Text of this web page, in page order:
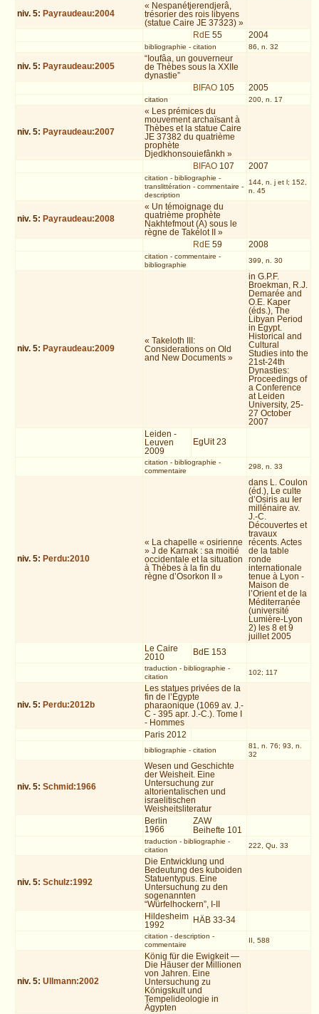
niv. 5: Payraudeau:2004
« Nespanétjerendjerâ,
trésorier des rois libyens
(statue Caire JE 37323) »
RdE 55 2004
bibliographie - citation 86, n. 32
niv. 5: Payraudeau:2005
“Ioufâa, un gouverneur
de Thèbes sous la XXIIe
dynastie”
BIFAO 105 2005
citation 200, n. 17
niv. 5: Payraudeau:2007
« Les prémices du
mouvement archaïsant à
Thèbes et la statue Caire
JE 37382 du quatrième
prophète
Djedkhonsouiefânkh »
BIFAO 107 2007
citation - bibliographie -
translittération - commentaire -
description
144, n. j et l; 152,
n. 45
niv. 5: Payraudeau:2008
« Un témoignage du
quatrième prophète
Nakhtefmout (A) sous le
règne de Takélot II »
RdE 59 2008
citation - commentaire -
bibliographie
399, n. 30
niv. 5: Payraudeau:2009
« Takeloth III:
Considerations on Old
and New Documents »
in G.P.F.
Broekman, R.J.
Demarée and
O.E. Kaper
(éds.), The
Libyan Period
in Egypt.
Historical and
Cultural
Studies into the
21st-24th
Dynasties:
Proceedings of
a Conference
at Leiden
University, 25-
27 October
2007
Leiden -
Leuven
2009
EgUit 23
citation - bibliographie -
commentaire
298, n. 33
niv. 5: Perdu:2010
« La chapelle « osirienne
» J de Karnak : sa moitié
occidentale et la situation
à Thèbes à la fin du
règne d’Osorkon II »
dans L. Coulon
(éd.), Le culte
d’Osiris au Ier
millénaire av.
J.-C.
Découvertes et
travaux
récents. Actes
de la table
ronde
internationale
tenue à Lyon -
Maison de
l’Orient et de la
Méditerranée
(université
Lumière-Lyon
2) les 8 et 9
juillet 2005
Le Caire
2010
BdE 153
traduction - bibliographie -
citation
102; 117
niv. 5: Perdu:2012b
Les statues privées de la
fin de l’Égypte
pharaonique (1069 av. J.-
C - 395 apr. J.-C.). Tome I
- Hommes
Paris 2012
bibliographie - citation
81, n. 76; 93, n.
32
niv. 5:Schmid:1966
Wesen und Geschichte
der Weisheit. Eine
Untersuchung zur
altorientalischen und
israelitischen
Weisheitsliteratur
Berlin
1966
ZAW
Beihefte 101
traduction - bibliographie -
citation
222, Qu. 33
niv. 5:Schulz:1992
Die Entwicklung und
Bedeutung des kuboiden
Statuentypus. Eine
Untersuchung zu den
sogenannten
“Würfelhockern”, I-II
Hildesheim
1992
HÄB 33-34
citation - description -
commentaire
II, 588
niv. 5:Ullmann:2002
König für die Ewigkeit —
Die Häuser der Millionen
von Jahren. Eine
Untersuchung zu
Königskult und
Tempelideologie in
Ägypten